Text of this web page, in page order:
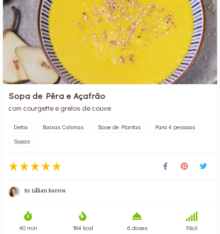
Sopa de Pêra e Açafrão
com courgette e grelos de couve
Detox Baixas Calorias Base de Plantas
Para 4 pessoas
Sopas
ByLillian Barros
40 min 184 kcal 6 doses Fácil